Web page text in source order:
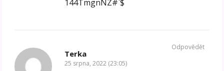
144TmgnNZ#`$
Terka
25 srpna, 2022 (23:05)
Odpovědět